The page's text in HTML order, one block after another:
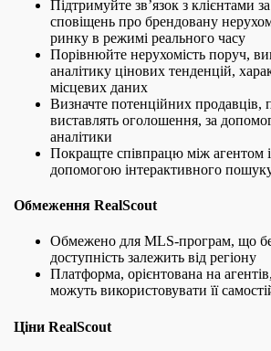
Підтримуйте зв’язок з клієнтами
сповіщень про брендовану
ринку в режимі реального часу
Порівнюйте нерухомість поруч,
аналітику цінових тенденцій,
місцевих даних
Визначте потенційних продавців,
виставлять оголошення, за
аналітики
Покращте співпрацю між агентом і
допомогою інтерактивного
Обмеження RealScout
Обмежено для MLS-програм, що
доступність залежить від регіону
Платформа, орієнтована на
можуть використовувати її
Ціни RealScout